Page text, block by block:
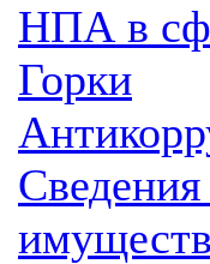
НПА в
Горки